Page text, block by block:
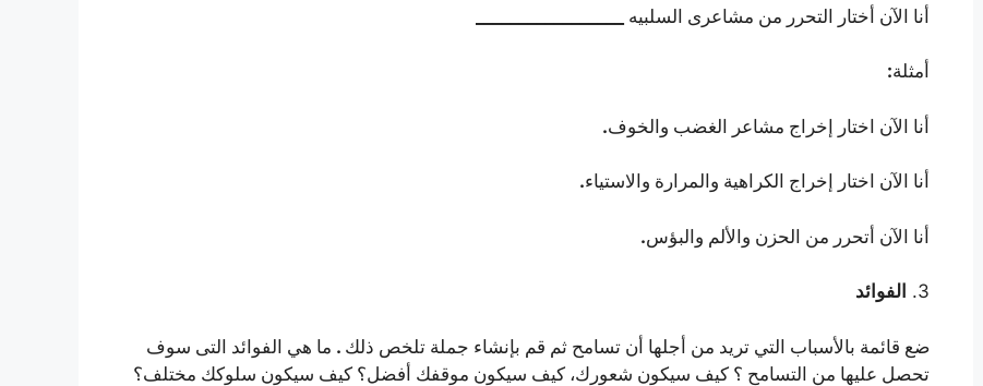
أنا الآن أختار التحرر من مشاعرى السلبيه
أمثلة:
أنا الآن اختار إخراج مشاعر الغضب والخوف.
أنا الآن اختار إخراج الكراهية والمرارة والاستياء.
أنا الآن أتحرر من الحزن والألم والبؤس.
3. الفوائد
ضع قائمة بالأسباب التي تريد من أجلها أن تسامح ثم قم بإنشاء جملة تلخص ذلك . ما هي الفوائد التى سوف
تحصل عليها من التسامح ؟ كيف سيكون شعورك، كيف سيكون موقفك أفضل؟ كيف سيكون سلوكك مختلف؟